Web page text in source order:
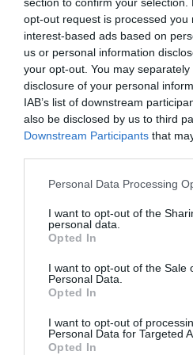
opt-out request is processed you
interest-based ads based on
us or personal information
your opt-out. You may
disclosure of your personal
IAB’s list of downstream
also be disclosed by us to third
Downstream Participants that
Personal Data Processing
I want to opt-out of the
personal data.
Opted In
I want to opt-out of the Sale
Personal Data.
Opted In
I want to opt-out of
Personal Data for Targeted
Opted In
Πρόσφατα ένας ηθοποιός
δουλέψει μαζί του θα
εκείνον (βασικά, ο ίδιος ο
μάζεψε υπογραφές και
του Polanski από τις
της απαγόρευσης
Παρά την σύνδεση
τους ανδρες του
είδους κινήσεις. Ακούω
βάζουν τον εαυτό τους να
αυτή την δυστοπία. Οι
κύριο Weinstein είναι
σκιαγραφούν κάτι τόσο